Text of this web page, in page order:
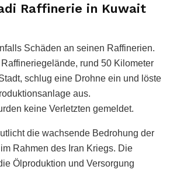
Raffinerie in Kuwait
Schäden an seinen Raffinerien.
rund 50 Kilometer
schlug eine Drohne ein und löste
aus.
keine Verletzten gemeldet.
die wachsende Bedrohung der
Rahmen des Iran Kriegs. Die
Ölproduktion und Versorgung